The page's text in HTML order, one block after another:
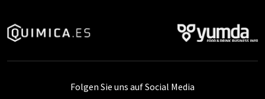
Folgen Sie uns auf Social Media